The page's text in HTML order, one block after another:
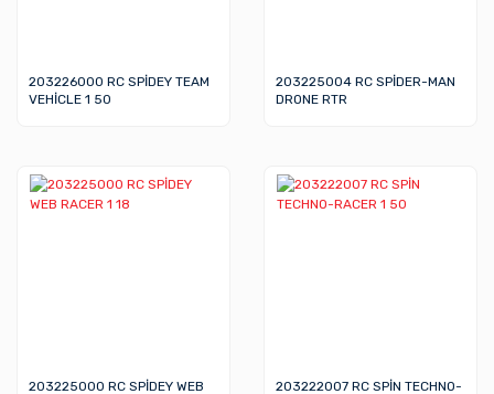
203226000 RC SPİDEY TEAM
VEHİCLE 1 50
203225004 RC SPİDER-MAN
DRONE RTR
203225000 RC SPİDEY WEB
203222007 RC SPİN TECHNO-